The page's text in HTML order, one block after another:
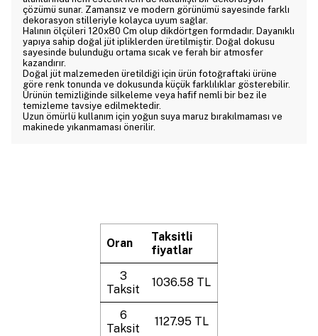
çözümü sunar. Zamansız ve modern görünümü sayesinde farklı
dekorasyon stilleriyle kolayca uyum sağlar.
Halının ölçüleri 120x80 Cm olup dikdörtgen formdadır. Dayanıklı
yapıya sahip doğal jüt ipliklerden üretilmiştir. Doğal dokusu
sayesinde bulunduğu ortama sıcak ve ferah bir atmosfer
kazandırır.
Doğal jüt malzemeden üretildiği için ürün fotoğraftaki ürüne
göre renk tonunda ve dokusunda küçük farklılıklar gösterebilir.
Ürünün temizliğinde silkeleme veya hafif nemli bir bez ile
temizleme tavsiye edilmektedir.
Uzun ömürlü kullanım için yoğun suya maruz bırakılmaması ve
makinede yıkanmaması önerilir.
Oran
Taksitli
fiyatlar
3
Taksit
1036.58 TL
6
Taksit
1127.95 TL